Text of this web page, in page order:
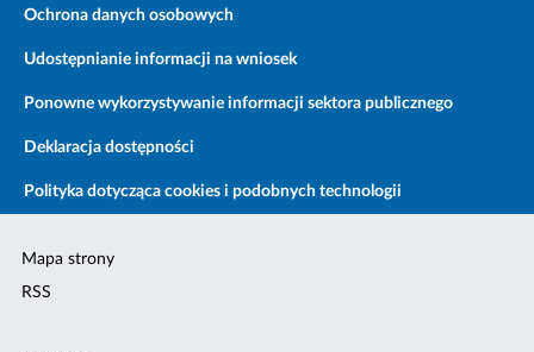
Ochrona danych osobowych
Udostępnianie informacji na wniosek
Ponowne wykorzystywanie informacji sektora publicznego
Deklaracja dostępności
Polityka dotycząca cookies i podobnych technologii
Mapa strony
RSS